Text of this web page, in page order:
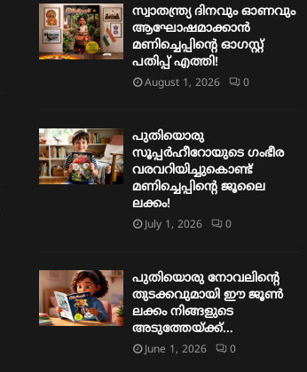
സ്വാതന്ത്ര്യ ദിനവും ഓണവും
ആഘോഷമാക്കാൻ
മണിച്ചെപ്പിന്റെ ഓഗസ്റ്റ്
പതിപ്പ് എത്തി!
August 1, 2026 0
പുതിയൊരു
സൂപ്പർഹീറോയുടെ ഗംഭീര
വരവറിയിച്ചുകൊണ്ട്
മണിച്ചെപ്പിന്റെ ജൂലൈ
ലക്കം!
July 1, 2026 0
പുതിയൊരു നോവലിന്റെ
തുടക്കവുമായി ഈ ജൂൺ
ലക്കം നിങ്ങളുടെ
അടുത്തേയ്ക്ക്…
June 1, 2026 0